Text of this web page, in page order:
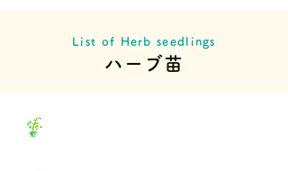
List of Herb seedlings
ハーブ苗